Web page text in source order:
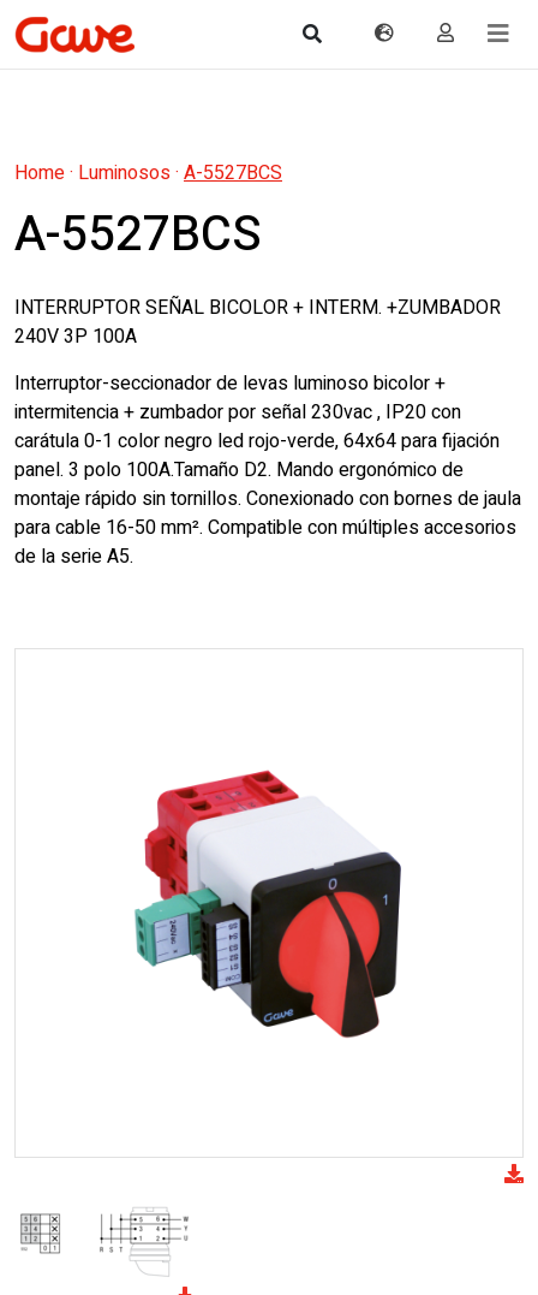
Home· Luminosos· A-5527BCS
A-5527BCS
INTERRUPTOR SEÑAL BICOLOR + INTERM. +ZUMBADOR
240V 3P 100A
Interruptor-seccionador de levas luminoso bicolor +
intermitencia + zumbador por señal 230vac , IP20 con
carátula 0-1 color negro led rojo-verde, 64x64 para fijación
panel. 3 polo 100A.Tamaño D2. Mando ergonómico de
montaje rápido sin tornillos. Conexionado con bornes de jaula
para cable 16-50 mm². Compatible con múltiples accesorios
de la serie A5.